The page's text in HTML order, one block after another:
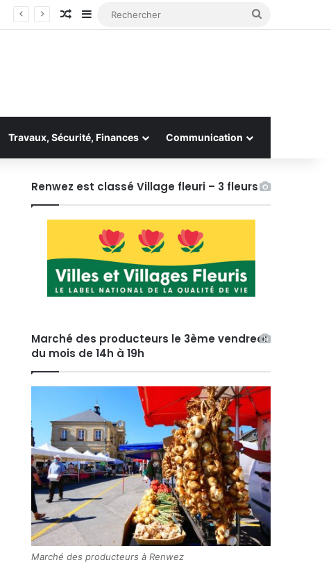
Article Aléatoire
Sidebar (barre latérale)
Travaux, Sécurité, Finances Communication
Renwez est classé Village fleuri – 3 fleurs
Marché des producteurs le 3ème vendredi
du mois de 14h à 19h
Marché des producteurs à Renwez